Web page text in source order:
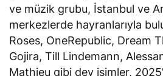
ve müzik grubu, İstanbul ve
merkezlerde hayranlarıyla
Roses, OneRepublic, Dream
Gojira, Till Lindemann,
Mathieu gibi dev isimler,